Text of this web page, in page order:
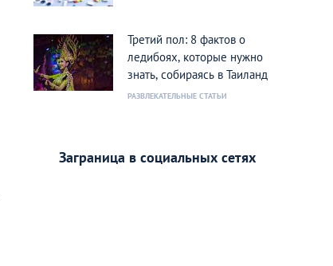
Третий пол: 8 фактов о
ледибоях, которые нужно
знать, собираясь в Таиланд
РАЗВЛЕКАТЕЛЬНЫЕ СТАТЬИ
Заграница в социальных сетях